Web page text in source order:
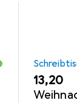
EUR
13,20